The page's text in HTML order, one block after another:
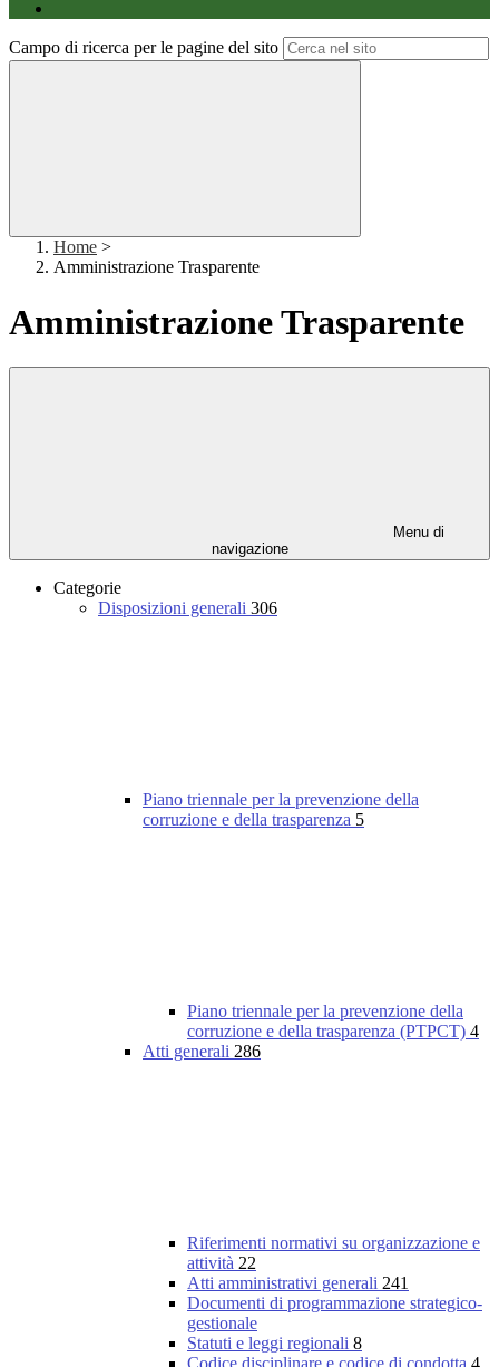
Campo di ricerca per le pagine del sito
Home >
Amministrazione Trasparente
Amministrazione Trasparente
Menu di
navigazione
Categorie
Disposizioni generali 306
Piano triennale per la prevenzione della
corruzione e della trasparenza 5
Piano triennale per la prevenzione della
corruzione e della trasparenza (PTPCT) 4
Atti generali 286
Riferimenti normativi su organizzazione e
attività 22
Atti amministrativi generali 241
Documenti di programmazione strategico-
gestionale
Statuti e leggi regionali 8